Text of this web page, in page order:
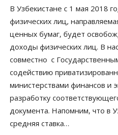
В Узбекистане с 1 мая 2018
физических лиц,
ценных бумаг, будет
доходы физических лиц. В
совместно с
содействию
министерствами финансов и
разработку
документа. Напомним, что в
средняя ставка…